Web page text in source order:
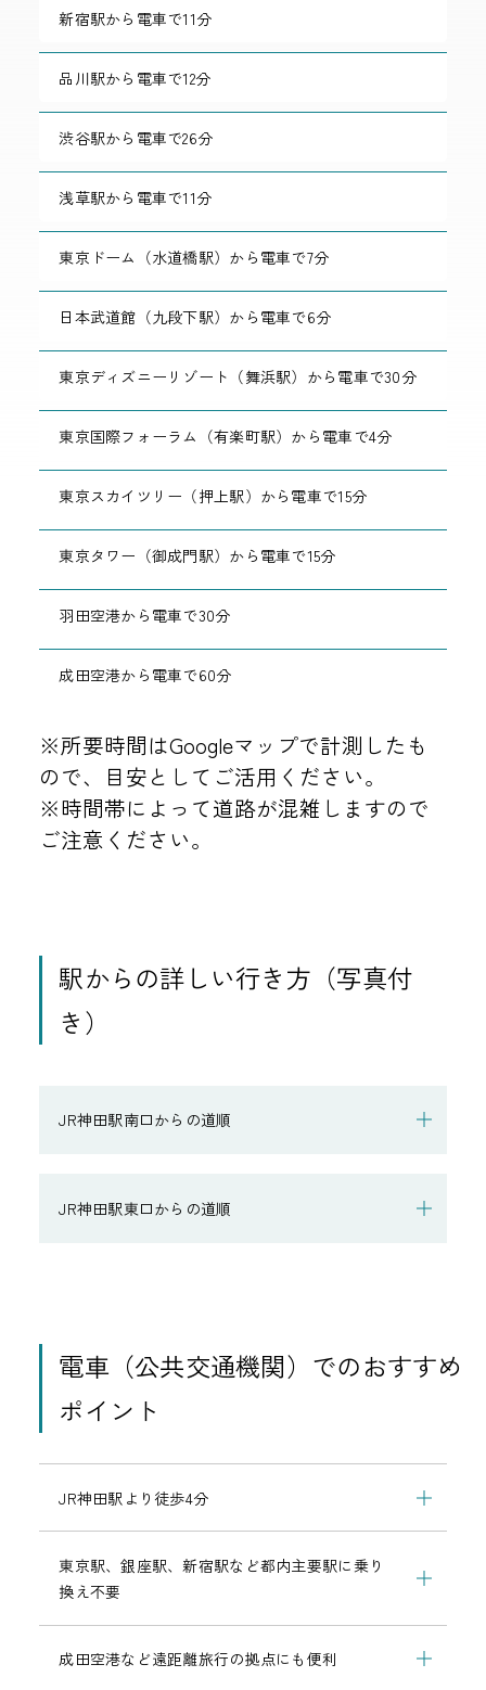
新宿駅から電車で11分
品川駅から電車で12分
渋谷駅から電車で26分
浅草駅から電車で11分
東京ドーム（水道橋駅）から電車で7分
日本武道館（九段下駅）から電車で6分
東京ディズニーリゾート（舞浜駅）から電車で30分
東京国際フォーラム（有楽町駅）から電車で4分
東京スカイツリー（押上駅）から電車で15分
東京タワー（御成門駅）から電車で15分
羽田空港から電車で30分
成田空港から電車で60分
※所要時間はGoogleマップで計測したも
ので、目安としてご活用ください。
※時間帯によって道路が混雑しますので
ご注意ください。
駅からの詳しい行き方（写真付
き）
JR神田駅南口からの道順
JR神田駅東口からの道順
電車（公共交通機関）でのおすすめ
ポイント
JR神田駅より徒歩4分
東京駅、銀座駅、新宿駅など都内主要駅に乗り
換え不要
成田空港など遠距離旅行の拠点にも便利